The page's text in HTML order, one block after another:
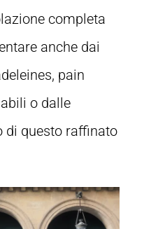
completa
anche dai
pain
o dalle
di questo raffinato